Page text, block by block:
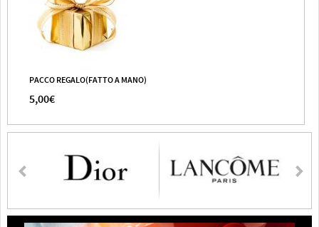
PACCO REGALO(FATTO A MANO)
5,00€